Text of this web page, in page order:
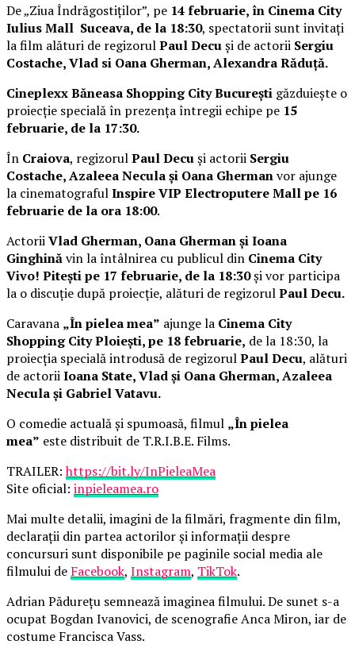
De „Ziua Îndrăgostiților”, pe 14 februarie, în Cinema City
Iulius Mall Suceava, de la 18:30, spectatorii sunt invitați
la film alături de regizorulPaul Decuși de actorii Sergiu
Costache, Vlad si Oana Gherman, Alexandra Răduță.
Cineplexx Băneasa Shopping City București găzduiește o
proiecție specială în prezența întregii echipe pe 15
februarie, de la 17:30.
În Craiova, regizorulPaul Decuși actorii Sergiu
Costache, Azaleea Necula și Oana Ghermanvor ajunge
la cinematografulInspire VIP Electroputere Mall pe 16
februarie de la ora 18:00.
ActoriiVlad Gherman, Oana Gherman și Ioana
Ginghinăvin la întâlnirea cu publicul din Cinema City
Vivo! Pitești pe 17 februarie, de la 18:30și vor participa
la o discuție după proiecție, alături de regizorulPaul Decu.
Caravana „În pielea mea” ajunge la Cinema City
Shopping City Ploiești, pe 18 februarie, de la 18:30, la
proiecția specială introdusă de regizorulPaul Decu, alături
de actoriiIoana State, Vlad și Oana Gherman, Azaleea
Necula și Gabriel Vatavu.
O comedie actuală și spumoasă, filmul „În pielea
mea” este distribuit de T.R.I.B.E. Films.
TRAILER:https://bit.ly/InPieleaMea
Site oficial: inpieleamea.ro
Mai multe detalii, imagini de la filmări, fragmente din film,
declarații din partea actorilor și informații despre
concursuri sunt disponibile pe paginile social media ale
filmului de Facebook, Instagram, TikTok.
Adrian Pădurețu semnează imaginea filmului. De sunet s-a
ocupat Bogdan Ivanovici, de scenografie Anca Miron, iar de
costume Francisca Vass.